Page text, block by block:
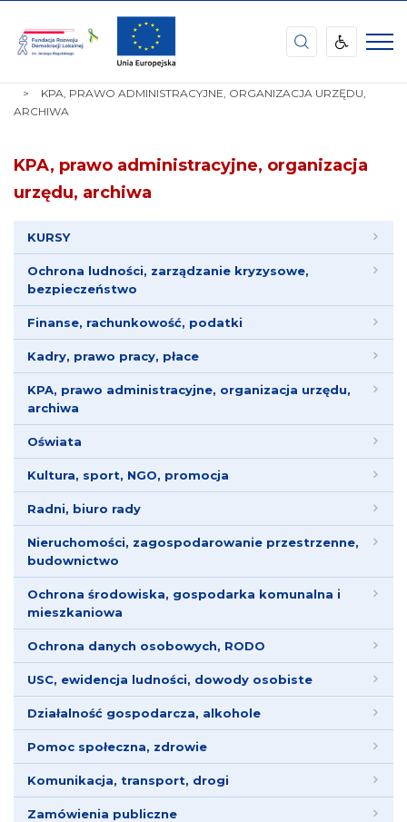
Fundacja
Rozwoju
Lokalnej
im.
Jerzego
GŁÓWNA
KPA, PRAWO ADMINISTRACYJNE, ORGANIZACJA URZĘDU,
ARCHIWA
KPA, prawo administracyjne, organizacja
urzędu, archiwa
KURSY
Ochrona ludności, zarządzanie kryzysowe,
bezpieczeństwo
Finanse, rachunkowość, podatki
Kadry, prawo pracy, płace
KPA, prawo administracyjne, organizacja urzędu,
archiwa
Oświata
Kultura, sport, NGO, promocja
Radni, biuro rady
Nieruchomości, zagospodarowanie przestrzenne,
budownictwo
Ochrona środowiska, gospodarka komunalna i
mieszkaniowa
Ochrona danych osobowych, RODO
USC, ewidencja ludności, dowody osobiste
Działalność gospodarcza, alkohole
Pomoc społeczna, zdrowie
Komunikacja, transport, drogi
Zamówienia publiczne